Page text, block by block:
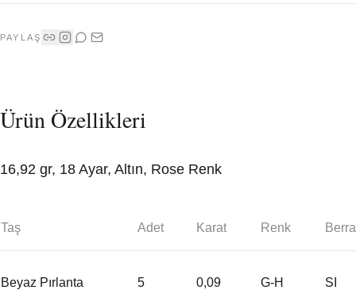
PAYLAŞ
Ürün Özellikleri
16,92 gr, 18 Ayar, Altın, Rose Renk
Taş Adet Karat Renk
Beyaz Pırlanta 5 0,09 G-H SI